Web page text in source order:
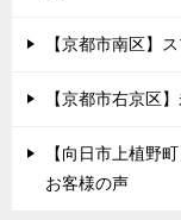
【京都市南区】
【京都市右京区
【向日市上植野
お客様の声